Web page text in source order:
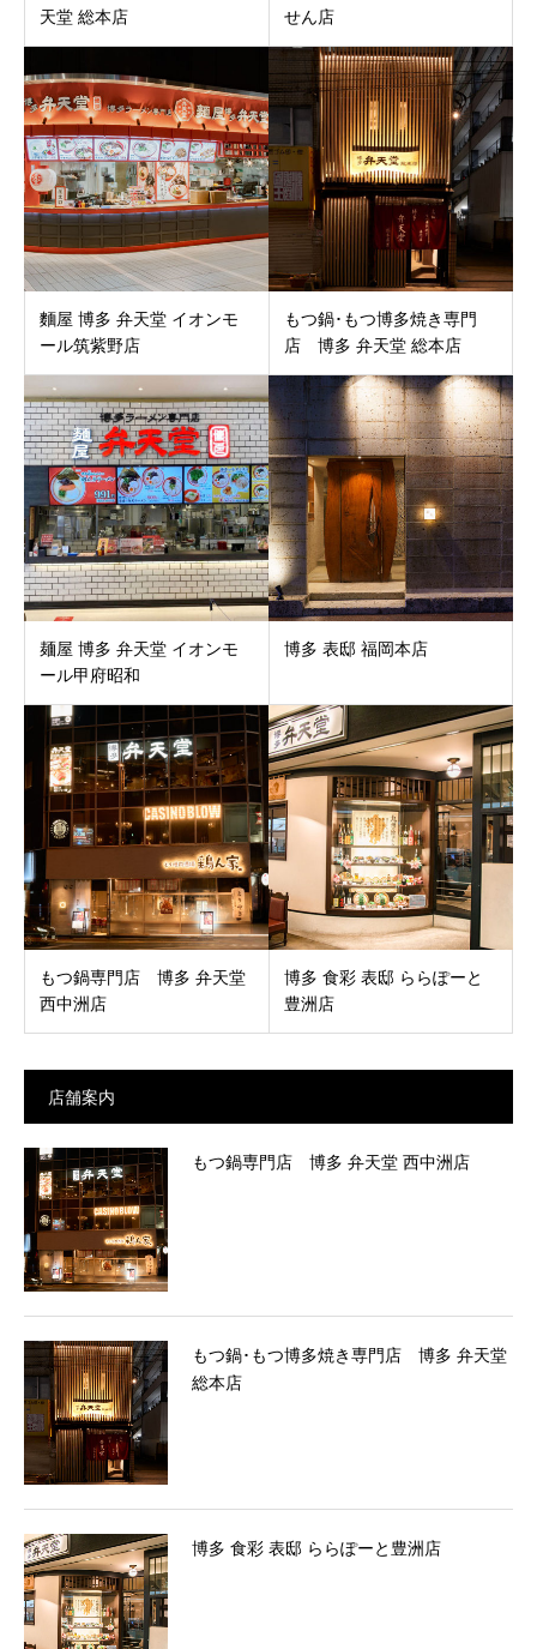
天堂 総本店
せん店
麵屋 博多 弁天堂 イオンモ
ール筑紫野店
もつ鍋･もつ博多焼き専門
店 博多 弁天堂 総本店
麺屋 博多 弁天堂 イオンモ
ール甲府昭和
博多 表邸 福岡本店
もつ鍋専門店 博多 弁天堂
西中洲店
博多 食彩 表邸 ららぽーと
豊洲店
店舗案内
もつ鍋専門店 博多 弁天堂 西中洲店
もつ鍋･もつ博多焼き専門店 博多 弁天堂
総本店
博多 食彩 表邸 ららぽーと豊洲店